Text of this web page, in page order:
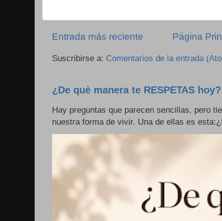
Entrada más reciente Página
Suscribirse a: Comentarios de la entrada
¿De què manera te RESPETAS hoy?
Hay preguntas que parecen sencillas, pero
nuestra forma de vivir. Una de ellas es